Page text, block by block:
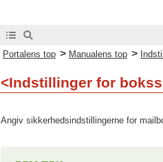
Portalens top > Manualens top >
<Indstillinger for
Angiv sikkerhedsindstillingerne for